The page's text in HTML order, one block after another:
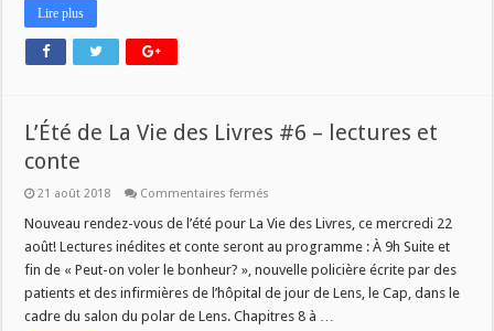
Lire plus
L’Été de La Vie des Livres #6 – lectures et
conte
21 août 2018 Commentaires fermés
de
Vie
des
Livres
#6
–
lectures
Nouveau rendez-vous de l’été pour La Vie des Livres, ce mercredi 22
août! Lectures inédites et conte seront au programme : À 9h Suite et
fin de « Peut-on voler le bonheur? », nouvelle policière écrite par des
patients et des infirmières de l’hôpital de jour de Lens, le Cap, dans le
cadre du salon du polar de Lens. Chapitres 8 à …